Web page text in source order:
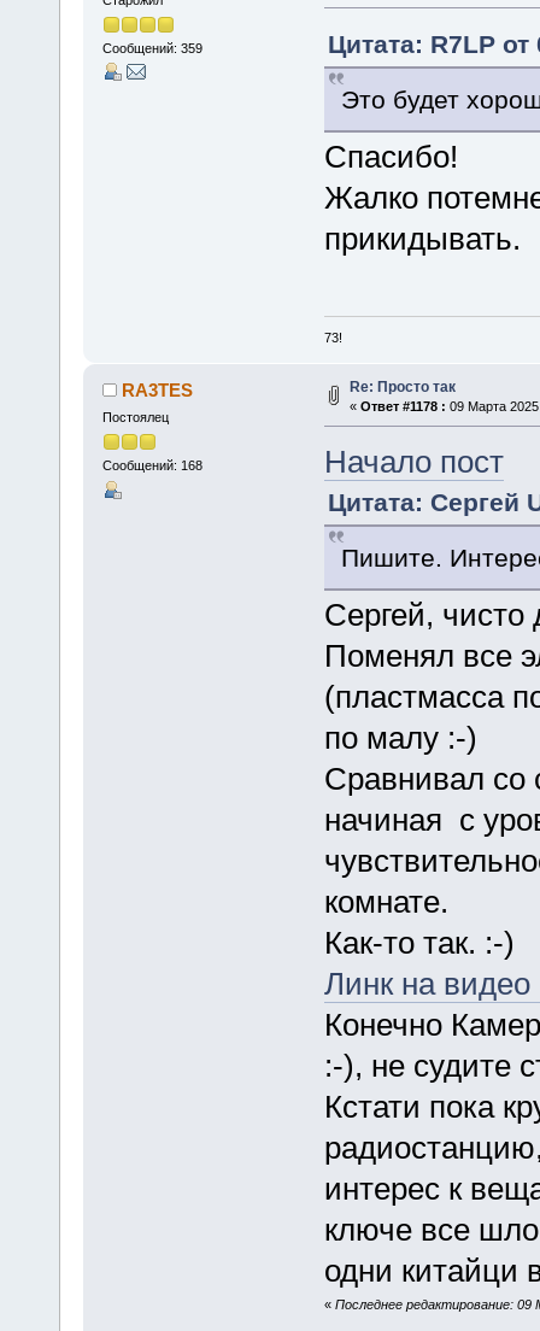
Сообщений: 359
Цитата: R7LP
Это будет
Спасибо!
Жалко
прикидывать.
73!
RA3TES
Постоялец
Сообщений: 168
Re: Просто так
« Ответ #1178 : 09 Марта
Начало пост
Цитата: Сергей
Пишите.
Сергей, чисто
Поменял все
(пластмасса
по малу :-)
Сравнивал со
начиная с
комнате.
Как-то так. :-)
Линк на
Конечно
:-), не судите
Кстати пока
интерес к
ключе все
одни китайци
« Последнее редактирование: